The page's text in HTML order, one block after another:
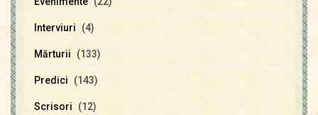
Interviuri (4)
Mărturii (133)
Predici (143)
Scrisori (12)